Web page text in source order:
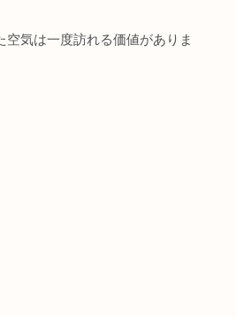
空気は一度訪れる価値がありま